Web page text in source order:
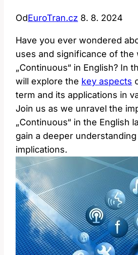
OdEuroTran.cz 8. 8. 2024
Have you ever⁣ wondered
uses and⁣ significance of the
„Continuous“ in English? ⁤In
⁢will explore the ⁢ key aspects
term and ⁣its applications in
Join us as we unravel⁢ the
„Continuous“ in the English
gain a deeper
implications.